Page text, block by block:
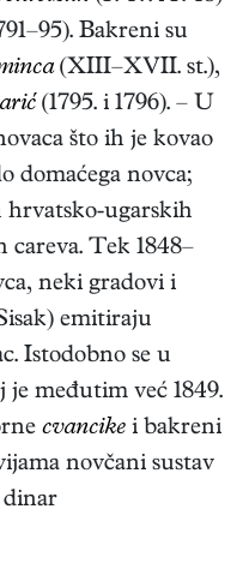
Bakreni su
(XIII–XVII. st.),
(1795. i 1796). – U
što ih je kovao
domaćega novca;
hrvatsko-ugarskih
Tek 1848–
neki gradovi i
emitiraju
Istodobno se u
međutim već 1849.
cvancike i bakreni
novčani sustav
dinar